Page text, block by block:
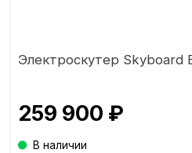
Электроскутер Skyboard
259 900 ₽
В наличии